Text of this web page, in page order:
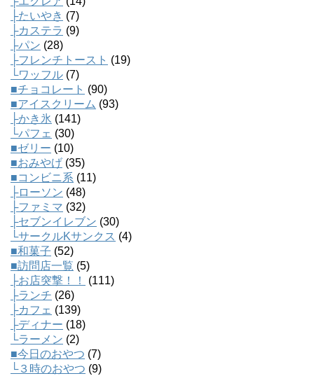
├たいやき (7)
├カステラ (9)
├パン (28)
├フレンチトースト (19)
└ワッフル (7)
■チョコレート (90)
■アイスクリーム (93)
├かき氷 (141)
└パフェ (30)
■ゼリー (10)
■おみやげ (35)
■コンビニ系 (11)
├ローソン (48)
├ファミマ (32)
├セブンイレブン (30)
└サークルKサンクス (4)
■和菓子 (52)
■訪問店一覧 (5)
├お店突撃！！
(111)
├ランチ (26)
├カフェ (139)
├ディナー (18)
└ラーメン (2)
■今日のおやつ (7)
└３時のおやつ (9)